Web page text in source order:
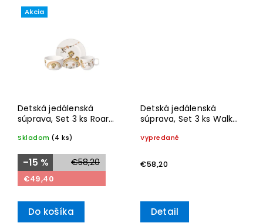
Akcia
Detská jedálenská
súprava, Set 3 ks Roar
Boch
Skladom (4 ks)
€58,20
–15 %
€49,40
Do košíka
Detská jedálenská
súprava, Set 3 ks Walk
Villeroy & Boch
Vypredané
€58,20
Detail